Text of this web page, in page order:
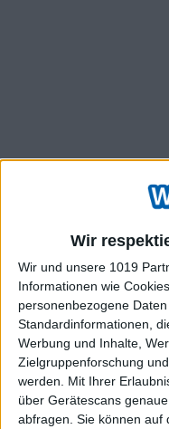
Wir
Wir und unsere 1019
Informationen wie
personenbezogene
Standardinformationen,
Werbung und Inhalte,
Zielgruppenforschung
werden.
Mit Ihrer
über Gerätescans
abfragen. Sie können auf